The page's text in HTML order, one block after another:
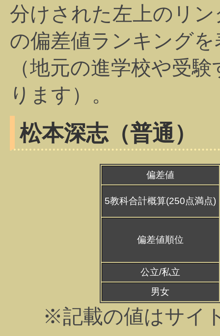
分けされた左上のリ
の偏差値ランキング
（地元の進学校や受
ります）。
松本深志（普通）
偏差値
5教科合計概算(250点満点)
偏差値順位
公立/私立
男女
※記載の値はサイ